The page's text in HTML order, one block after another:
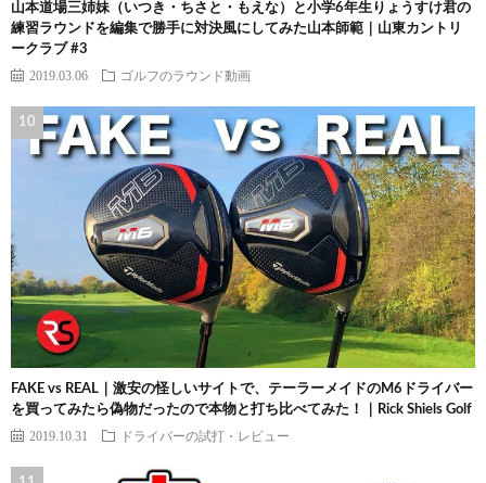
山本道場三姉妹（いつき・ちさと・もえな）と小学6年生りょうすけ君の
練習ラウンドを編集で勝手に対決風にしてみた山本師範｜山東カントリ
ークラブ #3
2019.03.06 ゴルフのラウンド動画
FAKE vs REAL｜激安の怪しいサイトで、テーラーメイドのM6ドライバー
を買ってみたら偽物だったので本物と打ち比べてみた！｜Rick Shiels Golf
2019.10.31 ドライバーの試打・レビュー